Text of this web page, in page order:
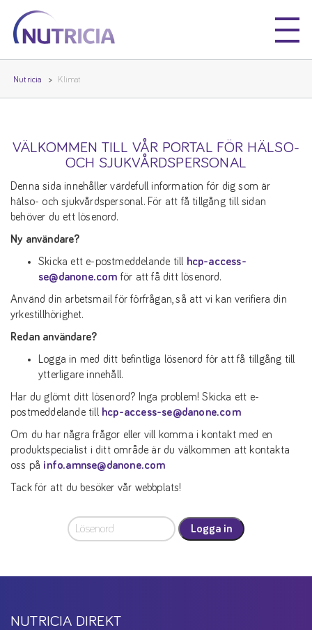
Nutricia
Nutricia
Nutricia Klimat
VÄLKOMMEN TILL VÅR PORTAL FÖR HÄLSO-
OCH SJUKVÅRDSPERSONAL
Denna sida innehåller värdefull information för dig som är
hälso- och sjukvårdspersonal. För att få tillgång till sidan
behöver du ett lösenord.
Ny användare?
Skicka ett e-postmeddelande till
hcp-access-
se@danone.com för att få ditt lösenord.
Använd din arbetsmail för förfrågan, så att vi kan verifiera din
yrkestillhörighet.
Redan användare?
Logga in med ditt befintliga lösenord för att få tillgång till
ytterligare innehåll.
Har du glömt ditt lösenord? Inga problem! Skicka ett e-
postmeddelande till
hcp-access-se@danone.com
Om du har några frågor eller vill komma i kontakt med en
produktspecialist i ditt område är du välkommen att kontakta
oss på info.amnse@danone.com
Tack för att du besöker vår webbplats!
Logga in
NUTRICIA DIREKT